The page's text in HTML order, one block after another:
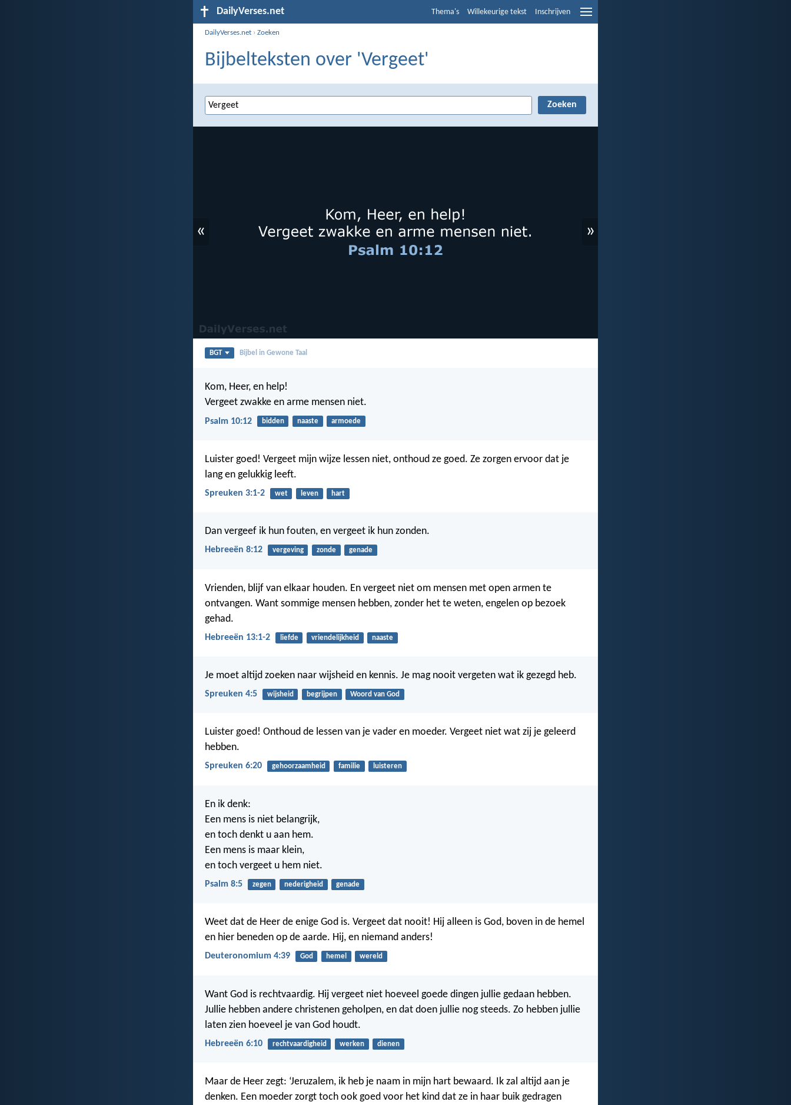
DailyVerses.net Thema's Willekeurige tekst Inschrijven
DailyVerses.net ›Zoeken
Bijbelteksten over 'Vergeet'
« »
BGT Bijbel in Gewone Taal
Kom, Heer, en help!
Vergeet zwakke en arme mensen niet.
Psalm 10:12 bidden naaste armoede
Luister goed! Vergeet mijn wijze lessen niet, onthoud ze goed. Ze zorgen ervoor dat je
lang en gelukkig leeft.
Spreuken 3:1-2 wet leven hart
Dan vergeef ik hun fouten, en vergeet ik hun zonden.
Hebreeën 8:12 vergeving zonde genade
Vrienden, blijf van elkaar houden. En vergeet niet om mensen met open armen te
ontvangen. Want sommige mensen hebben, zonder het te weten, engelen op bezoek
gehad.
Hebreeën 13:1-2 liefde vriendelijkheid naaste
Je moet altijd zoeken naar wijsheid en kennis. Je mag nooit vergeten wat ik gezegd heb.
Spreuken 4:5 wijsheid begrijpen Woord van God
Luister goed! Onthoud de lessen van je vader en moeder. Vergeet niet wat zij je geleerd
hebben.
Spreuken 6:20 gehoorzaamheid familie luisteren
En ik denk:
Een mens is niet belangrijk,
en toch denkt u aan hem.
Een mens is maar klein,
en toch vergeet u hem niet.
Psalm 8:5 zegen nederigheid genade
Weet dat de Heer de enige God is. Vergeet dat nooit! Hij alleen is God, boven in de hemel
en hier beneden op de aarde. Hij, en niemand anders!
Deuteronomium 4:39 God hemel wereld
Want God is rechtvaardig. Hij vergeet niet hoeveel goede dingen jullie gedaan hebben.
Jullie hebben andere christenen geholpen, en dat doen jullie nog steeds. Zo hebben jullie
laten zien hoeveel je van God houdt.
Hebreeën 6:10 rechtvaardigheid werken dienen
Maar de Heer zegt: ‘Jeruzalem, ik heb je naam in mijn hart bewaard. Ik zal altijd aan je
denken. Een moeder zorgt toch ook goed voor het kind dat ze in haar buik gedragen